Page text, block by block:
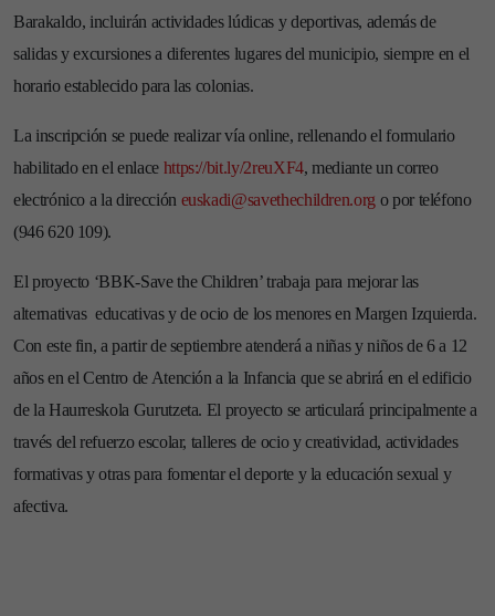
Barakaldo, incluirán actividades lúdicas y deportivas, además de
salidas y excursiones a diferentes lugares del municipio, siempre en el
horario establecido para las colonias.
La inscripción se puede realizar vía online, rellenando el formulario
habilitado en el enlace https://bit.ly/2reuXF4, mediante un correo
electrónico a la dirección euskadi@savethechildren.org o por teléfono
(946 620 109).
El proyecto ‘BBK-Save the Children’ trabaja para mejorar las
alternativas educativas y de ocio de los menores en Margen Izquierda.
Con este fin, a partir de septiembre atenderá a niñas y niños de 6 a 12
años en el Centro de Atención a la Infancia que se abrirá en el edificio
de la Haurreskola Gurutzeta. El proyecto se articulará principalmente a
través del refuerzo escolar, talleres de ocio y creatividad, actividades
formativas y otras para fomentar el deporte y la educación sexual y
afectiva.